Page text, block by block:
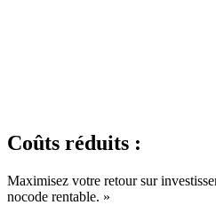
Coûts réduits :
Maximisez votre retour sur
nocode rentable. »